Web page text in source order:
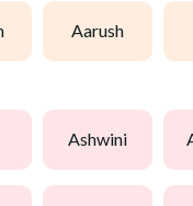
aarush
ashwini